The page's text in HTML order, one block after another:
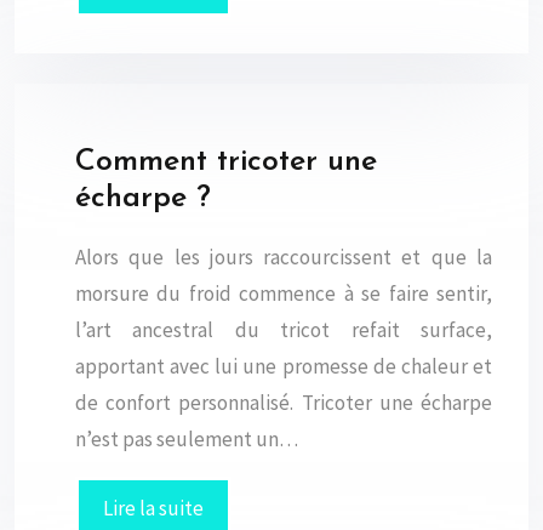
Comment tricoter une
écharpe ?
Alors que les jours raccourcissent et que la
morsure du froid commence à se faire sentir,
l’art ancestral du tricot refait surface,
apportant avec lui une promesse de chaleur et
de confort personnalisé. Tricoter une écharpe
n’est pas seulement un…
Lire la suite